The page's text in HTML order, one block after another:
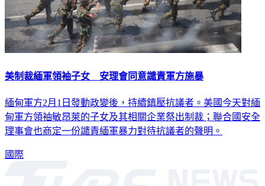
美制裁緬軍領袖子女 安理會同意譴責軍方施暴
緬甸軍方2月1日發動政變後，持續鎮壓抗議者。美國今天對緬
甸軍方領袖敏昂萊的子女及其相關企業祭出制裁；聯合國安全
理事會也商定一份譴責緬軍暴力對待抗議者的聲明。
國際